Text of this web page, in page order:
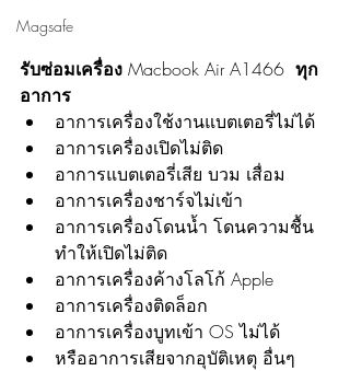
Magsafe
รับซ่อมเครื่อง Macbook Air A1466
  ทุก
อาการ
อาการเครื่องใช้งานแบตเตอรี่ไม่ได้
อาการเครื่องเปิดไม่ติด
อาการแบตเตอรี่เสีย บวม เสื่อม
อาการเครื่องชาร์จไม่เข้า
อาการเครื่องโดนน้ำ โดนความชื้น
ทำให้เปิดไม่ติด
อาการเครื่องค้างโลโก้ Apple
อาการเครื่องติดล็อก
อาการเครื่องบูทเข้า OS ไม่ได้
หรืออาการเสียจากอุบัติเหตุ อื่นๆ